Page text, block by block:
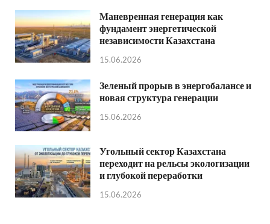
Маневренная генерация как
фундамент энергетической
независимости Казахстана
15.06.2026
Зеленый прорыв в энергобалансе и
новая структура генерации
15.06.2026
Угольный сектор Казахстана
переходит на рельсы экологизации
и глубокой переработки
15.06.2026